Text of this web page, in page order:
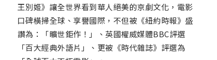
王別姬》讓全世界看到華人絕美的京劇文化，電影
口碑橫掃全球、享譽國際，不但被《紐約時報》盛
讚為：「曠世鉅作！」、英國權威媒體BBC評選
「百大經典外語片」、更被《時代雜誌》評選為